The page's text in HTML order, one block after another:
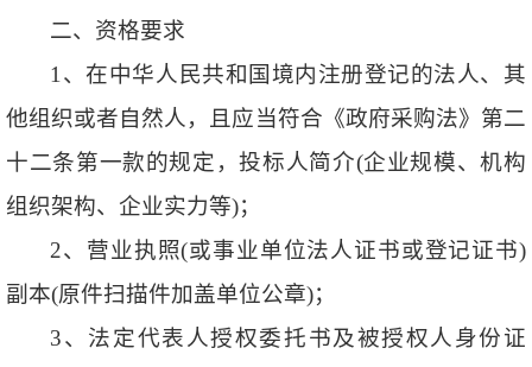
二、资格要求
1、在中华人民共和国境内注册登记的法人、其
他组织或者自然人，且应当符合《政府采购法》第二
十二条第一款的规定，投标人简介(企业规模、机构
组织架构、企业实力等)；
2、营业执照(或事业单位法人证书或登记证书)
副本(原件扫描件加盖单位公章)；
3、法定代表人授权委托书及被授权人身份证